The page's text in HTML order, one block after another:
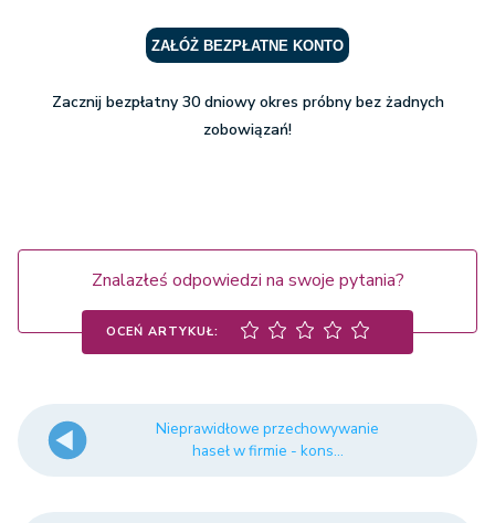
ZAŁÓŻ BEZPŁATNE KONTO
Zacznij bezpłatny 30 dniowy okres próbny bez żadnych
zobowiązań!
Znalazłeś odpowiedzi na swoje pytania?
OCEŃ ARTYKUŁ:
Nieprawidłowe przechowywanie
haseł w firmie - kons...